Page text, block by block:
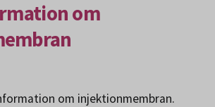
om
om injektionmembran.